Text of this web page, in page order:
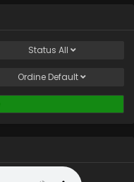
Status All
Ordine Default